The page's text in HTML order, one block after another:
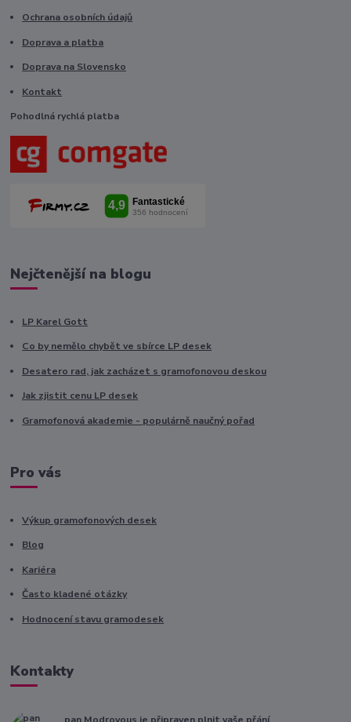
Ochrana osobních údajů
Doprava a platba
Doprava na Slovensko
Kontakt
Pohodlná rychlá platba
Nejčtenější na blogu
LP Karel Gott
Co by nemělo chybět ve sbírce LP desek
Desatero rad, jak zacházet s gramofonovou deskou
Jak zjistit cenu LP desek
Gramofonová akademie - populárně naučný pořad
Pro vás
Výkup gramofonových desek
Blog
Kariéra
Často kladené otázky
Hodnocení stavu gramodesek
Kontakty